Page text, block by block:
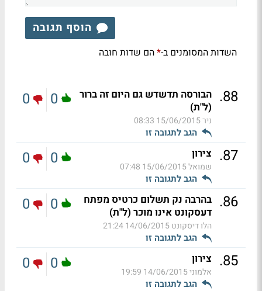
הוסף תגובה
השדות המסומנים ב-*הם שדות חובה
88
. הבורסה תדשדש גם היום זה ברור
(ל"ת)
ניר15/06/2015 08:33
הגב לתגובה זו
0
0
87
. צירון
שמואל15/06/2015 07:48
הגב לתגובה זו
0
0
86
. בהרבה נק תשלום כרטיס מפתח
דעסקונט אינו מוכר (ל"ת)
הלו דיסקונט14/06/2015 21:24
הגב לתגובה זו
0
0
85
. צירון
אלמוני14/06/2015 19:59
הגב לתגובה זו
0
0